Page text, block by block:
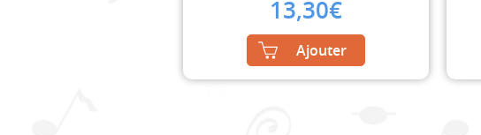
13,30€
Ajouter